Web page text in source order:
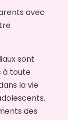
avec
sont
à toute
la vie
des